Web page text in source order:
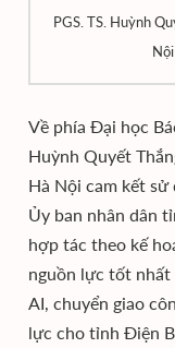
PGS. TS. Huỳnh
Về phía Đại học
Huỳnh Quyết
Hà Nội cam kết
Ủy ban nhân dân
hợp tác theo kế
nguồn lực tốt nhất
AI, chuyển giao
lực cho tỉnh Điện